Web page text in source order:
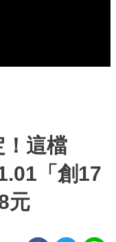
這檔
「創17
元